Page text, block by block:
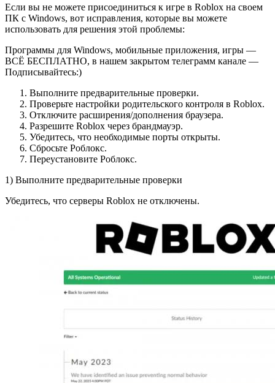
Если вы не можете присоединиться к игре в Roblox на своем
ПК с Windows, вот исправления, которые вы можете
использовать для решения этой проблемы:
Программы для Windows, мобильные приложения, игры —
ВСЁ БЕСПЛАТНО, в нашем закрытом телеграмм канале —
Подписывайтесь:)
Выполните предварительные проверки.
Проверьте настройки родительского контроля в Roblox.
Отключите расширения/дополнения браузера.
Разрешите Roblox через брандмауэр.
Убедитесь, что необходимые порты открыты.
Сбросьте Роблокс.
Переустановите Роблокс.
1) Выполните предварительные проверки
Убедитесь, что серверы Roblox не отключены.